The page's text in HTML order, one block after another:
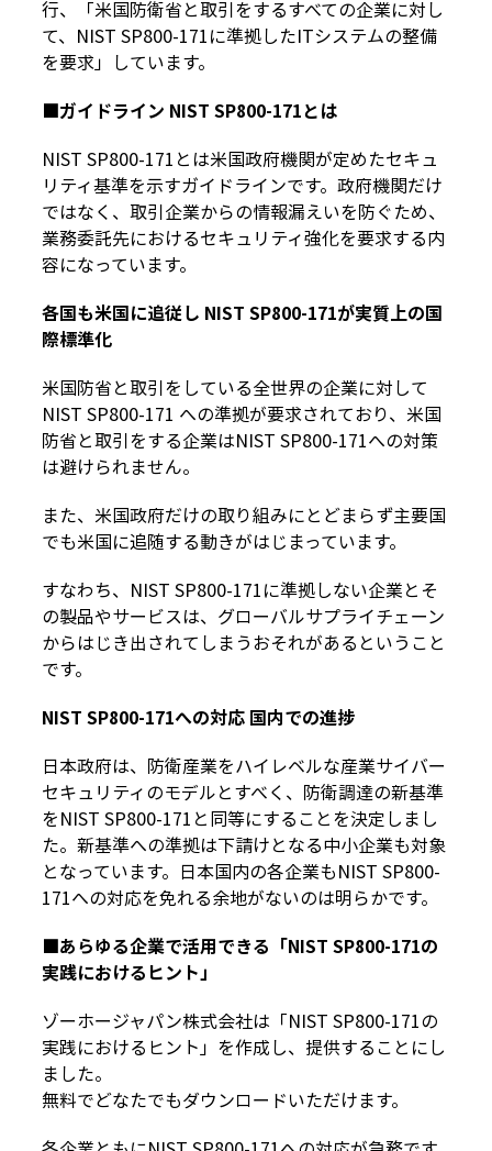
行、「米国防衛省と取引をするすべての企業に対し
て、NIST SP800-171に準拠したITシステムの整備
を要求」しています。
■ガイドライン NIST SP800-171とは
NIST SP800-171とは米国政府機関が定めたセキュ
リティ基準を示すガイドラインです。政府機関だけ
ではなく、取引企業からの情報漏えいを防ぐため、
業務委託先におけるセキュリティ強化を要求する内
容になっています。
各国も米国に追従し NIST SP800-171が実質上の国
際標準化
米国防省と取引をしている全世界の企業に対して
NIST SP800-171 への準拠が要求されており、米国
防省と取引をする企業はNIST SP800-171への対策
は避けられません。
また、米国政府だけの取り組みにとどまらず主要国
でも米国に追随する動きがはじまっています。
すなわち、NIST SP800-171に準拠しない企業とそ
の製品やサービスは、グローバルサプライチェーン
からはじき出されてしまうおそれがあるということ
です。
NIST SP800-171への対応 国内での進捗
日本政府は、防衛産業をハイレベルな産業サイバー
セキュリティのモデルとすべく、防衛調達の新基準
をNIST SP800-171と同等にすることを決定しまし
た。新基準への準拠は下請けとなる中小企業も対象
となっています。日本国内の各企業もNIST SP800-
171への対応を免れる余地がないのは明らかです。
■あらゆる企業で活用できる「NIST SP800-171の
実践におけるヒント」
ゾーホージャパン株式会社は「NIST SP800-171の
実践におけるヒント」を作成し、提供することにし
ました。
無料でどなたでもダウンロードいただけます。